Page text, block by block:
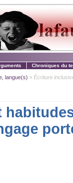
Chroniques du
langue(s) » Écriture